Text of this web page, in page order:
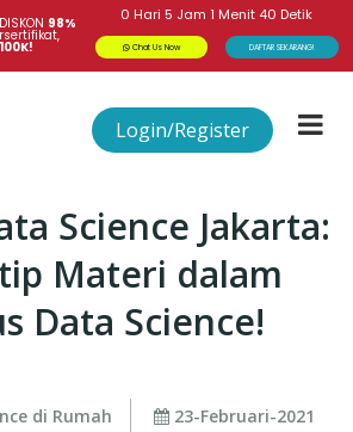
DISKON 98% 0 Hari 5 Jam1 Menit 39 Detik
Chat Us Now DAFTAR SEKARANG!
Login/Register
Science Jakarta:
Materi dalam
Data Science!
di Rumah 23-Februari-2021